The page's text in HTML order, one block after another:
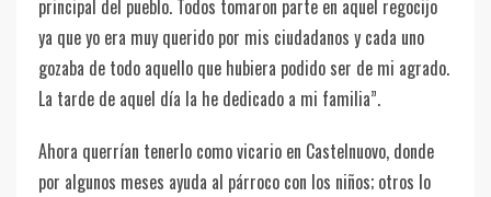
principal del pueblo. Todos tomaron parte en aquel regocijo
ya que yo era muy querido por mis ciudadanos y cada uno
gozaba de todo aquello que hubiera podido ser de mi agrado.
La tarde de aquel día la he dedicado a mi familia”.
Ahora querrían tenerlo como vicario en Castelnuovo, donde
por algunos meses ayuda al párroco con los niños; otros lo